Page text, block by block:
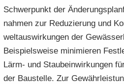
Schwer­punkt der
nah­men zur Re­du­zie­rung und
welt­aus­wir­kun­gen der
Beispiels­weise mi­ni­mie­ren
Lärm- und Stau­b­ein­wir­kun­gen
der Bau­stel­le. Zur